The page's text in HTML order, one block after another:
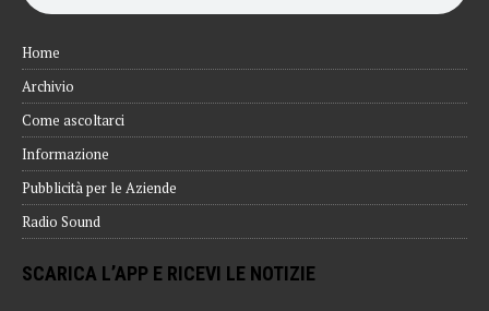
Home
Archivio
Come ascoltarci
Informazione
Pubblicità per le Aziende
Radio Sound
SCARICA L’APP E RICEVI LE NOTIZIE